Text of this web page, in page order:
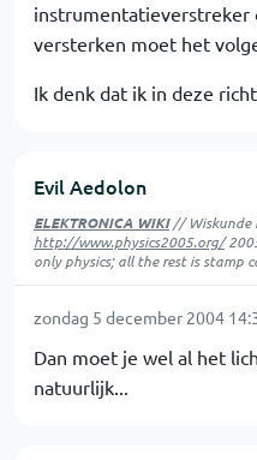
instrumentatieverstreker
versterken moet het
Ik denk dat ik in deze
Evil Aedolon
ELEKTRONICA WIKI// Wiskunde
http://www.physics2005.org/
only physics; all the rest is stamp
zondag 5 december 2004
Dan moet je wel al het
natuurlijk...